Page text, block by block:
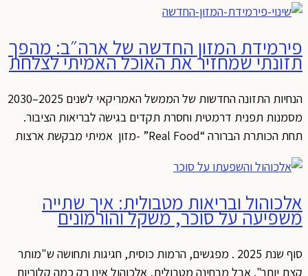
פירמידת המזון החדשה של ארה״ב: מהפך
תזונתי שמחזיר את האוכל האמיתי לצלחת
הנחיות התזונה החדשות של הממשל האמריקאי לשנים 2025–2030
מסמנות תפנית דרמטית וחסרת תקדים בגישה לבריאות הציבור.
תחת הכותרת הברורה “Real Food” -מזון אמיתי מבקשת ארצות
אלכוהול ובריאות מטבולית: איך שתייה
משפיעה על סוכר, משקל והורמונים
סוף שנת 2025 . מפגשים, הרמות כוסית, חגיגות ותחושה ש"מותר
קצת יותר". אבל מבחינה מטבולית, אלכוהול אינו רק כמה קלוריות